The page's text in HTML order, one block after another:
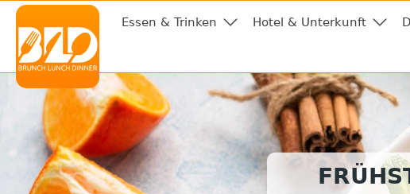
Essen & Trinken Hotel & Unterkunft